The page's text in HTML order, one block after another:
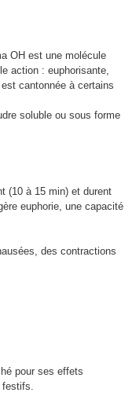
OH est une molécule
action : euphorisante,
est cantonnée à certains
soluble ou sous forme
(10 à 15 min) et durent
euphorie, une capacité
des contractions
pour ses effets